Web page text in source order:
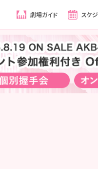
劇場ガイド スケ